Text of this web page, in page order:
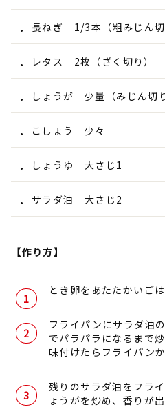
長ねぎ 1/3本（粗みじん切
レタス 2枚（ざく切り）
しょうが 少量（みじん切り
こしょう 少々
しょうゆ 大さじ1
サラダ油 大さじ2
【作り方】
とき卵をあたたかいご
フライパンにサラダ油
でパラパラになるまで
味付けたらフライパン
残りのサラダ油をフラ
ょうがを炒め、香りが